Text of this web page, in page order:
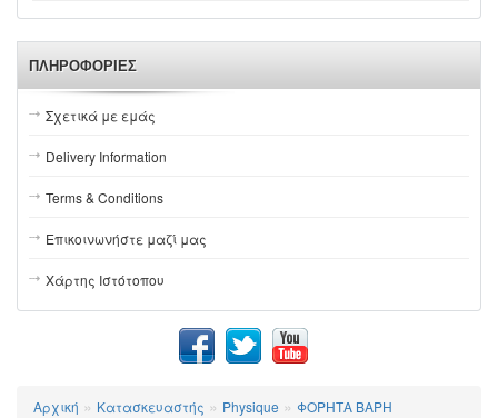
ΠΛΗΡΟΦΟΡΊΕΣ
Σχετικά με εμάς
Delivery Information
Terms & Conditions
Επικοινωνήστε μαζί μας
Χάρτης Ιστότοπου
Αρχική » Κατασκευαστής » Physique » ΦΟΡΗΤΑ ΒΑΡΗ